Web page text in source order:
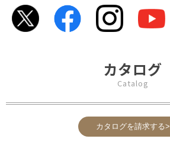
カタログ
Catalog
カタログを請求する>